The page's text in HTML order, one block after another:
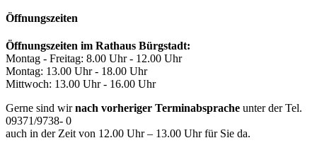
Öffnungszeiten
Öffnungszeiten im Rathaus Bürgstadt:
Montag - Freitag: 8.00 Uhr - 12.00 Uhr
Montag: 13.00 Uhr - 18.00 Uhr
Mittwoch: 13.00 Uhr - 16.00 Uhr
Gerne sind wirnach vorheriger Terminabsprache unter der Tel.
09371/9738- 0
auch in der Zeit von 12.00 Uhr – 13.00 Uhr für Sie da.